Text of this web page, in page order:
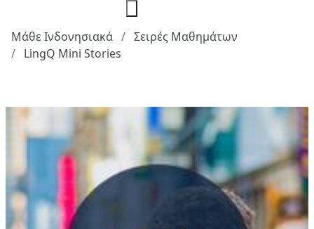
Μάθε Ινδονησιακά
Σειρές Μαθημάτων
LingQ Mini Stories